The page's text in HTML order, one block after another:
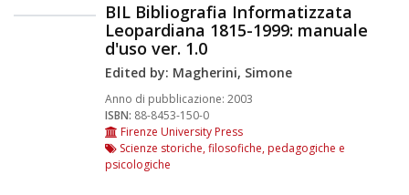
BIL Bibliografia Informatizzata
Leopardiana 1815-1999: manuale
d'uso ver. 1.0
Edited by: Magherini, Simone
Anno di pubblicazione: 2003
ISBN: 88-8453-150-0
Firenze University Press
Scienze storiche, filosofiche, pedagogiche e
psicologiche